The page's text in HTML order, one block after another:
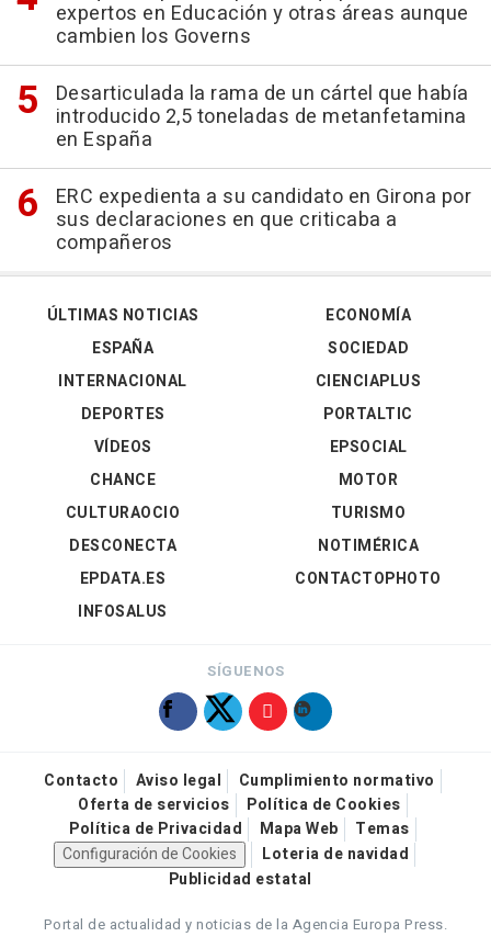
expertos en Educación y otras áreas aunque
cambien los Governs
Desarticulada la rama de un cártel que había
introducido 2,5 toneladas de metanfetamina
en España
ERC expedienta a su candidato en Girona por
sus declaraciones en que criticaba a
compañeros
ÚLTIMAS NOTICIAS
ESPAÑA
INTERNACIONAL
DEPORTES
VÍDEOS
ECONOMÍA
SOCIEDAD
CIENCIAPLUS
PORTALTIC
EPSOCIAL
CHANCE
CULTURAOCIO
DESCONECTA
EPDATA.ES
INFOSALUS
MOTOR
TURISMO
NOTIMÉRICA
CONTACTOPHOTO
SÍGUENOS
Contacto Aviso legal
Cumplimiento normativo
Oferta de servicios
Política de Cookies
Política de Privacidad
Mapa Web
Temas
Configuración de Cookies
Loteria de navidad
Publicidad estatal
Portal de actualidad y noticias de la Agencia Europa Press.